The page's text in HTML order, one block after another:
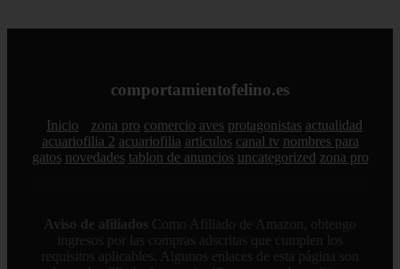
comportamientofelino.es
Inicio zona pro comercio aves protagonistas actualidad
acuariofilia 2 acuariofilia articulos canal tv nombres para
gatos novedades tablon de anuncios uncategorized zona pro
Aviso de afiliados Como Afiliado de Amazon, obtengo
ingresos por las compras adscritas que cumplen los
requisitos aplicables. Algunos enlaces de esta página son